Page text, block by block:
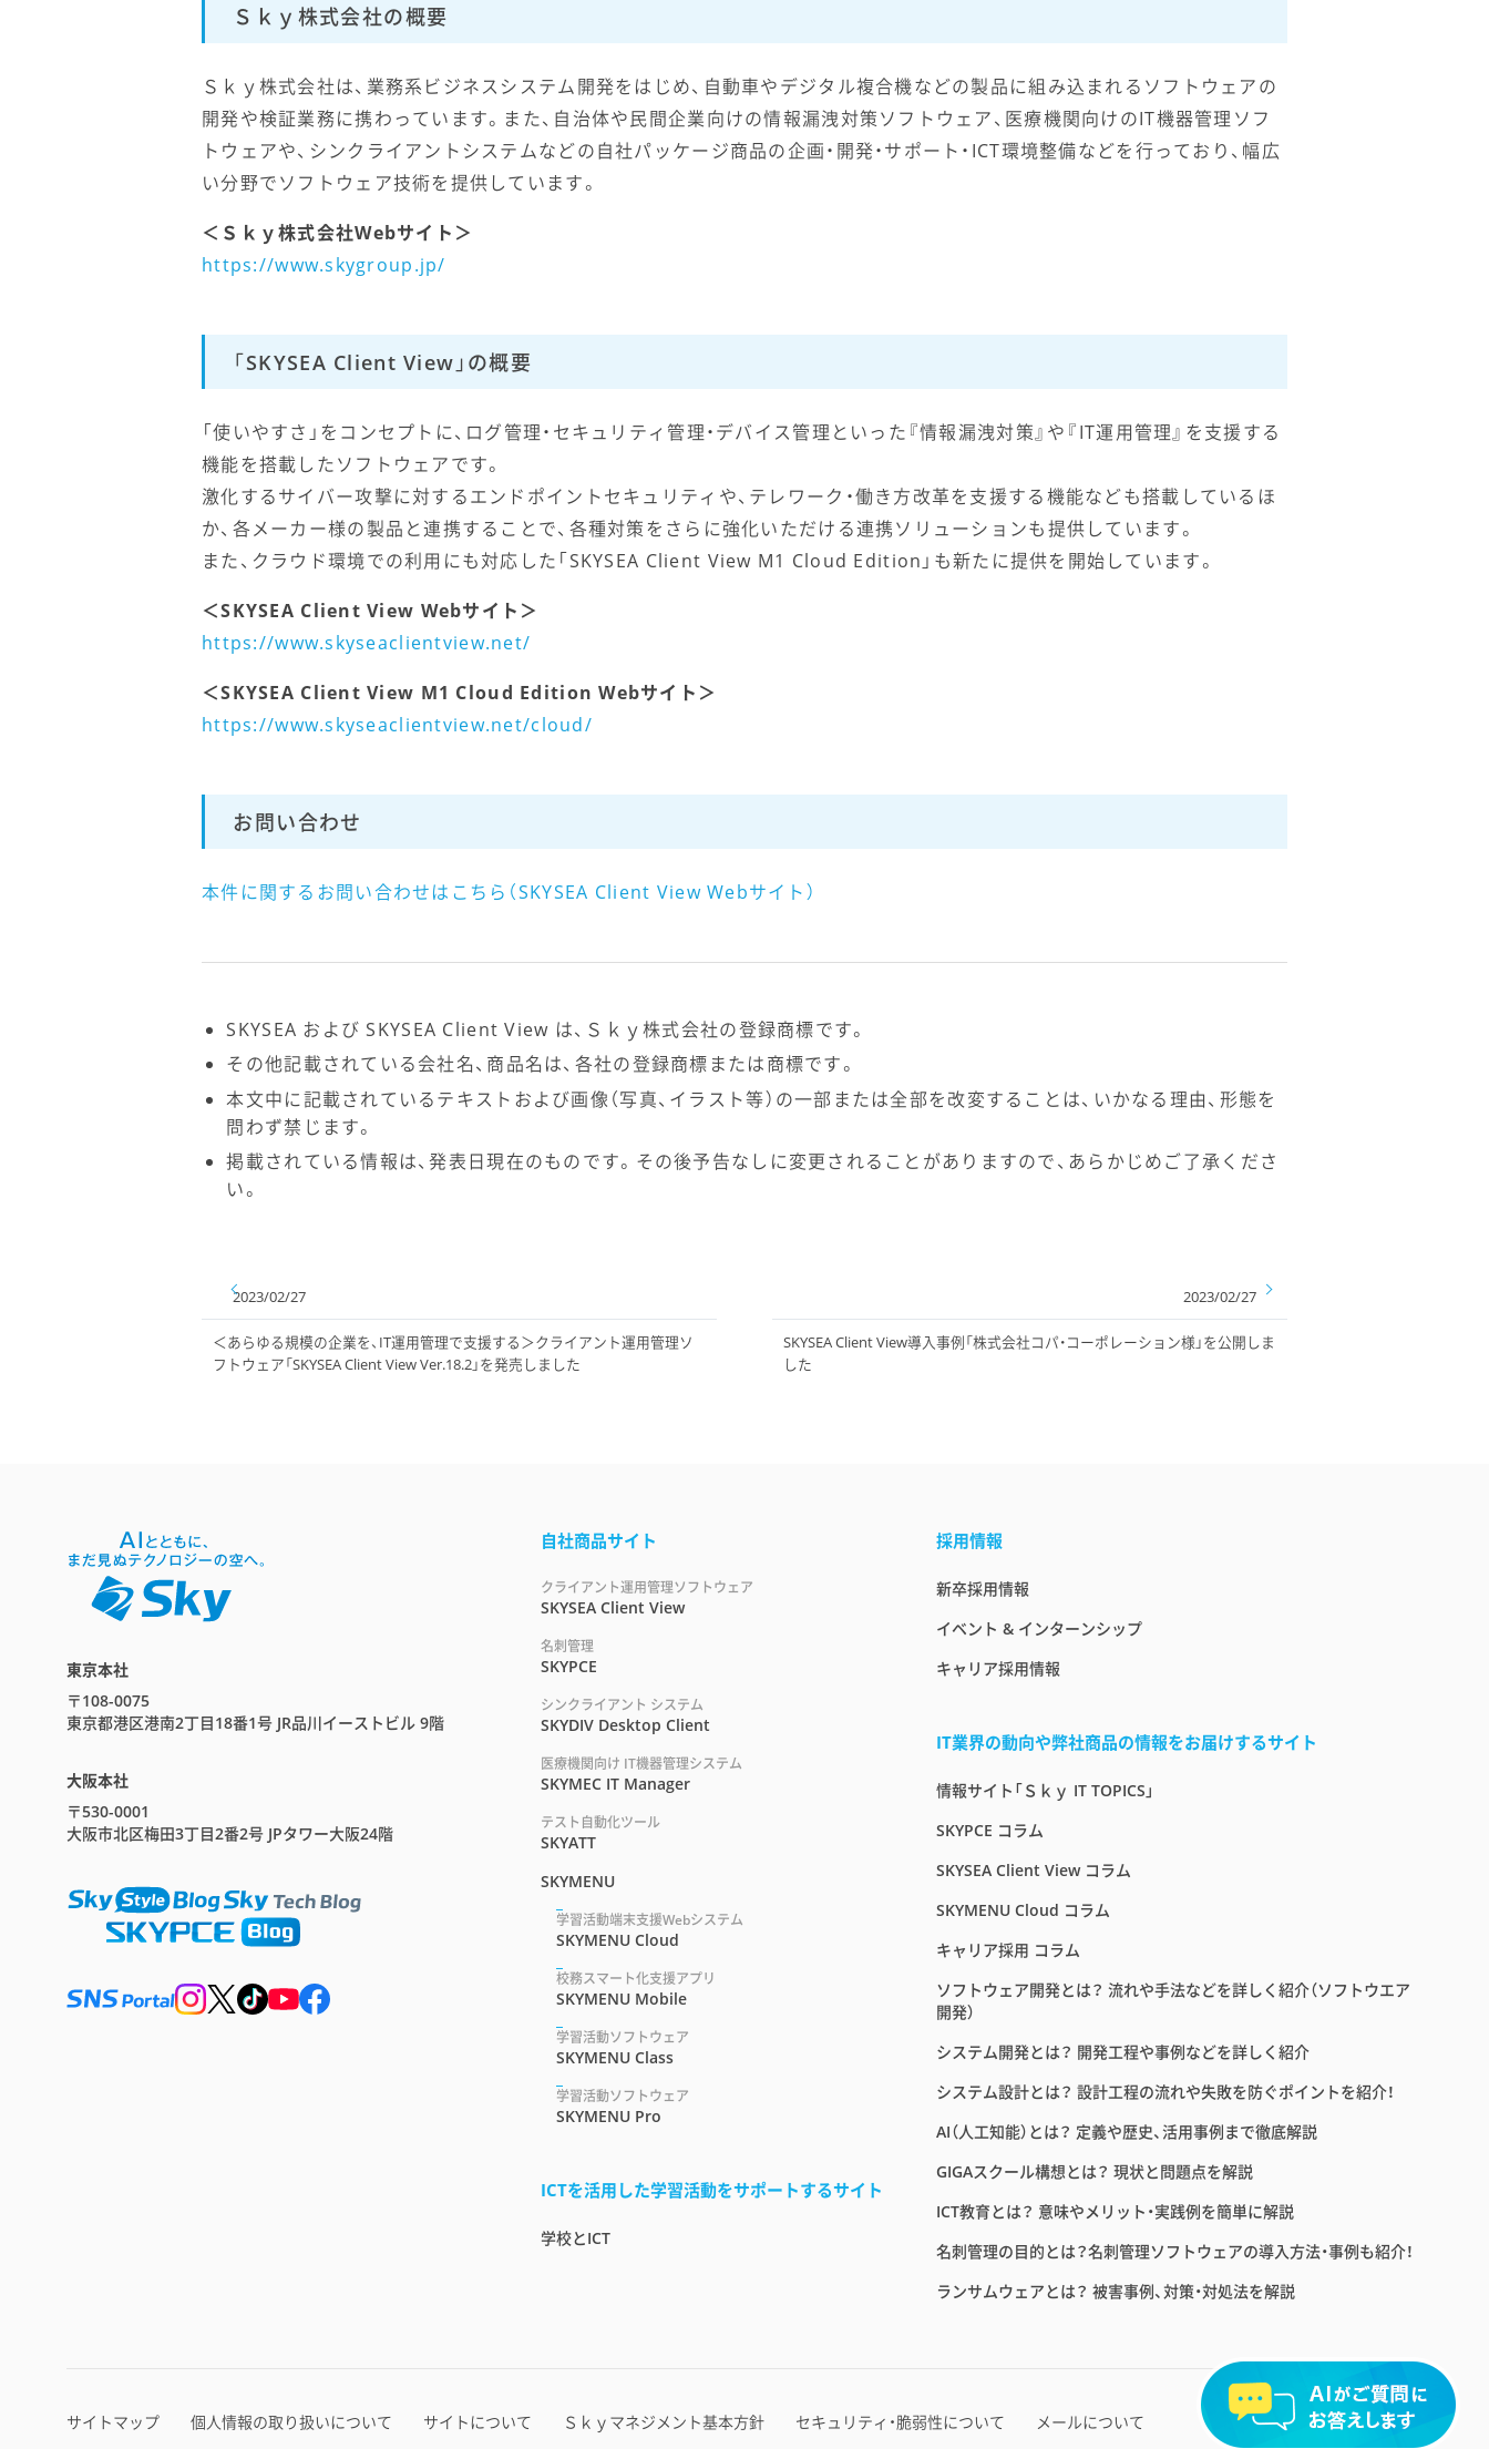
Ｓｋｙ株式会社の概要
Ｓｋｙ株式会社は、業務系ビジネスシステム開発をはじめ、自動車やデジタル複合機などの製品に組み込まれるソフトウェアの
開発や検証業務に携わっています。また、自治体や民間企業向けの情報漏洩対策ソフトウェア、医療機関向けのIT機器管理ソフ
トウェアや、シンクライアントシステムなどの自社パッケージ商品の企画・開発・サポート・ICT環境整備などを行っており、幅広
い分野でソフトウェア技術を提供しています。
＜Ｓｋｙ株式会社Webサイト＞
https://www.skygroup.jp/
「SKYSEA Client View」の概要
「使いやすさ」をコンセプトに、ログ管理・セキュリティ管理・デバイス管理といった『情報漏洩対策』や『IT運用管理』を支援する
機能を搭載したソフトウェアです。
激化するサイバー攻撃に対するエンドポイントセキュリティや、テレワーク・働き方改革を支援する機能なども搭載しているほ
か、各メーカー様の製品と連携することで、各種対策をさらに強化いただける連携ソリューションも提供しています。
また、クラウド環境での利用にも対応した「SKYSEA Client View M1 Cloud Edition」も新たに提供を開始しています。
＜SKYSEA Client View Webサイト＞
https://www.skyseaclientview.net/
＜SKYSEA Client View M1 Cloud Edition Webサイト＞
https://www.skyseaclientview.net/cloud/
お問い合わせ
本件に関するお問い合わせはこちら（SKYSEA Client View Webサイト）
SKYSEA および SKYSEA Client View は、Ｓｋｙ株式会社の登録商標です。
その他記載されている会社名、商品名は、各社の登録商標または商標です。
本文中に記載されているテキストおよび画像（写真、イラスト等）の一部または全部を改変することは、いかなる理由、形態を
問わず禁じます。
掲載されている情報は、発表日現在のものです。その後予告なしに変更されることがありますので、あらかじめご了承くださ
い。
2023/02/27
＜あらゆる規模の企業を、IT運用管理で支援する＞クライアント運用管理ソ
フトウェア「SKYSEA Client View Ver.18.2」を発売しました
2023/02/27
SKYSEA Client View導入事例「株式会社コパ・コーポレーション様」を公開しま
した
東京本社
〒108-0075
東京都港区港南2丁目18番1号 JR品川イーストビル 9階
大阪本社
〒530-0001
大阪市北区梅田3丁目2番2号 JPタワー大阪24階
自社商品サイト
クライアント運用管理ソフトウェア
SKYSEA Client View
名刺管理
SKYPCE
シンクライアント システム
SKYDIV Desktop Client
医療機関向け IT機器管理システム
SKYMEC IT Manager
テスト自動化ツール
SKYATT
SKYMENU
学習活動端末支援Webシステム
SKYMENU Cloud
校務スマート化支援アプリ
SKYMENU Mobile
学習活動ソフトウェア
SKYMENU Class
学習活動ソフトウェア
SKYMENU Pro
ICTを活用した学習活動をサポートするサイト
学校とICT
採用情報
新卒採用情報
イベント & インターンシップ
キャリア採用情報
IT業界の動向や弊社商品の情報をお届けするサイト
情報サイト「Ｓｋｙ IT TOPICS」
SKYPCE コラム
SKYSEA Client View コラム
SKYMENU Cloud コラム
キャリア採用 コラム
ソフトウェア開発とは？ 流れや手法などを詳しく紹介（ソフトウエア
開発）
システム開発とは？ 開発工程や事例などを詳しく紹介
システム設計とは？ 設計工程の流れや失敗を防ぐポイントを紹介！
AI（人工知能）とは？ 定義や歴史、活用事例まで徹底解説
GIGAスクール構想とは？ 現状と問題点を解説
ICT教育とは？ 意味やメリット・実践例を簡単に解説
名刺管理の目的とは？名刺管理ソフトウェアの導入方法・事例も紹介！
ランサムウェアとは？ 被害事例、対策・対処法を解説
サイトマップ 個人情報の取り扱いについて サイトについて Ｓｋｙマネジメント基本方針 セキュリティ・脆弱性について メールについて 2026 ©Ｓｋｙ株式会社